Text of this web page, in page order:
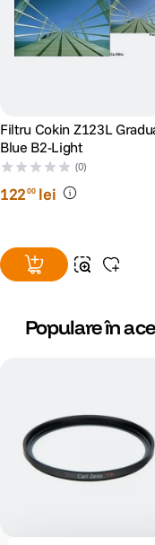
Filtru Cokin Z123L
Blue B2-Light
(0)
12200 lei
Populare în